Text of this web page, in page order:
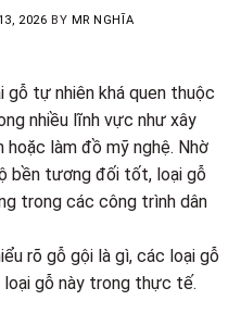
2026 BY MR NGHĨA
gỗ tự nhiên khá quen thuộc
nhiều lĩnh vực như xây
làm đồ mỹ nghệ. Nhờ
bền tương đối tốt, loại gỗ
trong các công trình dân
rõ gỗ gội là gì, các loại gỗ
loại gỗ này trong thực tế.